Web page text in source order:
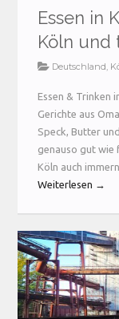
Essen in
Köln und
Deutschland,
Essen & Trinken
Gerichte aus
Speck, Butter
genauso gut wie
Köln auch
Weiterlesen →